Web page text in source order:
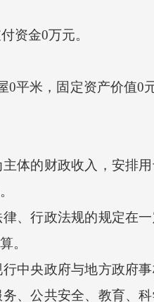
资金0万元。
米，固定资产价值0
的财政收入，安排用
行政法规的规定在一
。
央政府与地方政府事
、公共安全、教育、